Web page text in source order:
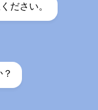
ださい。